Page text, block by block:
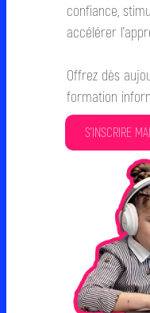
confiance,
accélérer
Offrez dès
formation
S'INSCRIRE